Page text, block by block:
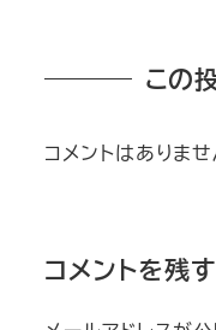
この
コメントはありませ
コメントを残す